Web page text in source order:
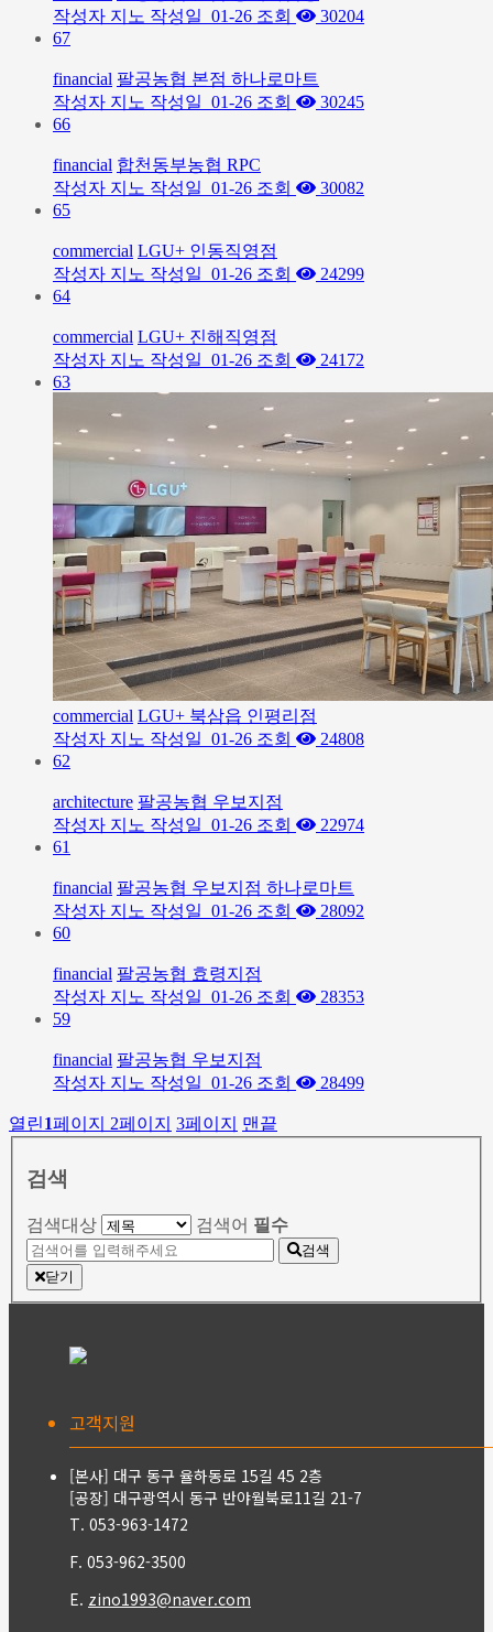
작성자 지노 작성일 01-26 조회
30204
67
financial 팔공농협 본점 하나로마트
작성자 지노 작성일 01-26 조회
30245
66
financial 합천동부농협 RPC
작성자 지노 작성일 01-26 조회
30082
65
commercial LGU+ 인동직영점
작성자 지노 작성일 01-26 조회
24299
64
commercial LGU+ 진해직영점
작성자 지노 작성일 01-26 조회
24172
63
commercial LGU+ 북삼읍 인평리점
작성자 지노 작성일 01-26 조회
24808
62
architecture 팔공농협 우보지점
작성자 지노 작성일 01-26 조회
22974
61
financial 팔공농협 우보지점 하나로마트
작성자 지노 작성일 01-26 조회
28092
60
financial 팔공농협 효령지점
작성자 지노 작성일 01-26 조회
28353
59
financial 팔공농협 우보지점
작성자 지노 작성일 01-26 조회 28499
열린1페이지 2페이지 3페이지 맨끝
검색
검색대상 검색어 필수
검색
닫기
고객지원
[본사] 대구 동구 율하동로 15길 45 2층
[공장] 대구광역시 동구 반야월북로11길 21-7
T. 053-963-1472
F. 053-962-3500
E. zino1993@naver.com